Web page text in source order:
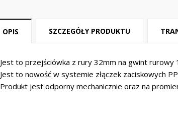
OPIS SZCZEGÓŁY PRODUKTU
Jest to przejściówka z rury 32mm na gwint
Jest to nowość w systemie złączek zaciskowych
Produkt jest odporny mechanicznie oraz na